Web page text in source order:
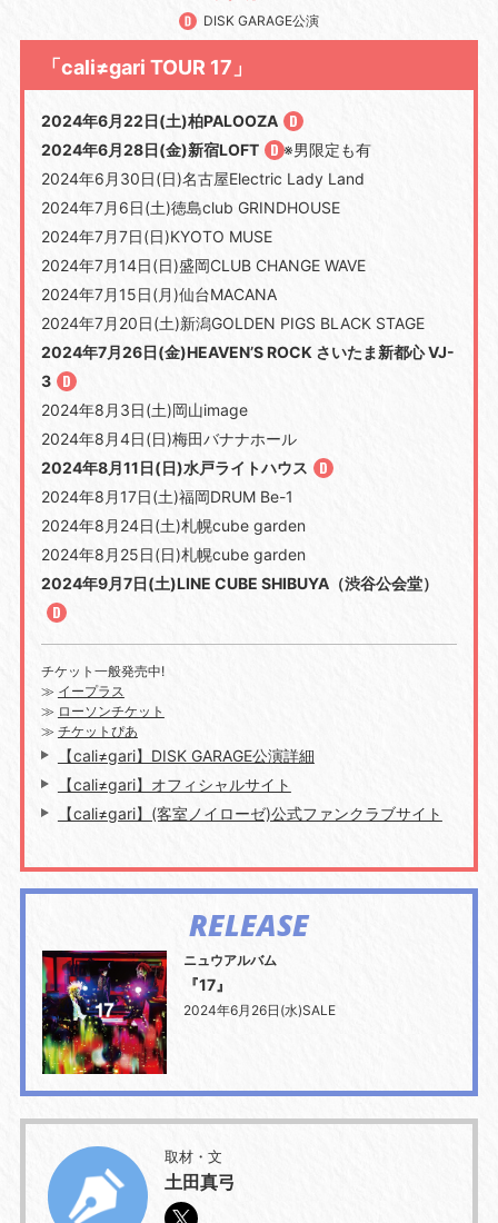
DISK GARAGE公演
「cali≠gari TOUR 17」
2024年6月22日(土)柏PALOOZA
2024年6月28日(金)新宿LOFT
※男限定も有
2024年6月30日(日)名古屋Electric Lady Land
2024年7月6日(土)徳島club GRINDHOUSE
2024年7月7日(日)KYOTO MUSE
2024年7月14日(日)盛岡CLUB CHANGE WAVE
2024年7月15日(月)仙台MACANA
2024年7月20日(土)新潟GOLDEN PIGS BLACK STAGE
2024年7月26日(金)HEAVEN’S ROCK さいたま新都心 VJ-
3
2024年8月3日(土)岡山image
2024年8月4日(日)梅田バナナホール
2024年8月11日(日)水戸ライトハウス
2024年8月17日(土)福岡DRUM Be-1
2024年8月24日(土)札幌cube garden
2024年8月25日(日)札幌cube garden
2024年9月7日(土)LINE CUBE SHIBUYA（渋谷公会堂）
チケット一般発売中!
≫ イープラス
≫ ローソンチケット
≫ チケットぴあ
【cali≠gari】DISK GARAGE公演詳細
【cali≠gari】オフィシャルサイト
【cali≠gari】(客室ノイローゼ)公式ファンクラブサイト
RELEASE
ニュウアルバム
『17』
2024年6月26日(水)SALE
取材・文
土田真弓